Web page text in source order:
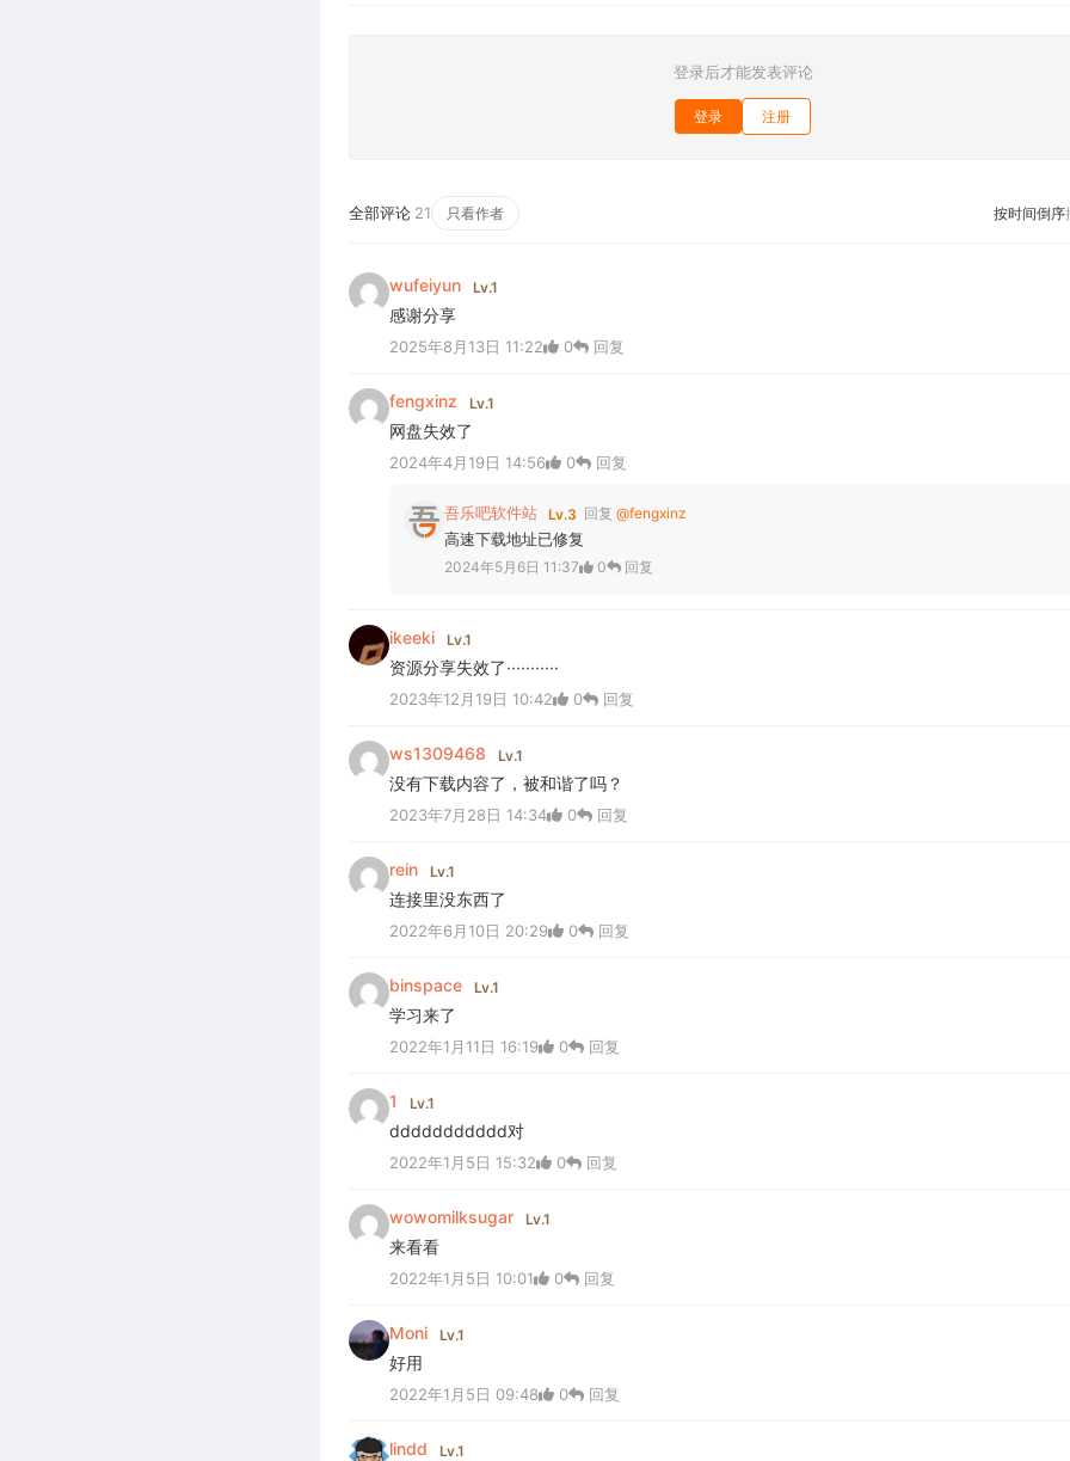
登录后才能发表评论
登录 注册
全部评论 21 只看作者 按时间倒序
wufeiyun Lv.1
感谢分享
2025年8月13日 11:22 0 回复
fengxinz Lv.1
网盘失效了
2024年4月19日 14:56 0 回复
吾乐吧软件站 Lv.3 回复 @fengxinz
高速下载地址已修复
2024年5月6日 11:37 0 回复
ikeeki Lv.1
资源分享失效了···········
2023年12月19日 10:42 0 回复
ws1309468 Lv.1
没有下载内容了，被和谐了吗？
2023年7月28日 14:34 0 回复
rein Lv.1
连接里没东西了
2022年6月10日 20:29 0 回复
binspace Lv.1
学习来了
2022年1月11日 16:19 0 回复
1 Lv.1
ddddddddddd对
2022年1月5日 15:32 0 回复
wowomilksugar Lv.1
来看看
2022年1月5日 10:01 0 回复
Moni Lv.1
好用
2022年1月5日 09:48 0 回复
lindd Lv.1